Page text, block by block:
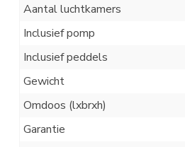
Aantal luchtkamers
Inclusief pomp
Inclusief peddels
Gewicht
Omdoos (lxbrxh)
Garantie